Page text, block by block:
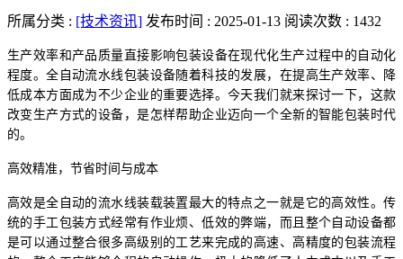
所属分类 : [技术资讯] 发布时间 : 2025-01-13 阅读次数 : 1432
生产效率和产品质量直接影响包装设备在现代化生产过程中的自动化
程度。全自动流水线包装设备随着科技的发展，在提高生产效率、降
低成本方面成为不少企业的重要选择。今天我们就来探讨一下，这款
改变生产方式的设备，是怎样帮助企业迈向一个全新的智能包装时代
的。
高效精准，节省时间与成本
高效是全自动的流水线装载装置最大的特点之一就是它的高效性。传
统的手工包装方式经常有作业烦、低效的弊端，而且整个自动设备都
是可以通过整合很多高级别的工艺来完成的高速、高精度的包装流程